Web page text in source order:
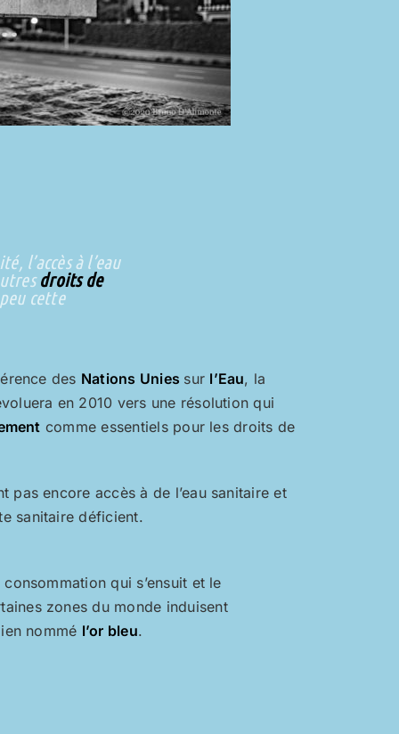
l’accès à l’eau
droits de
cette
des Nations Unies sur l’Eau, la
en 2010 vers une résolution qui
comme essentiels pour les droits de
pas encore accès à de l’eau sanitaire et
sanitaire déficient.
qui s’ensuit et le
zones du monde induisent
nommé l’or bleu.